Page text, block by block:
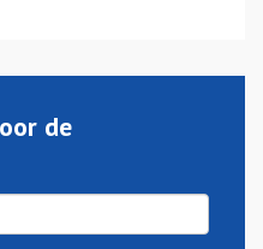
de